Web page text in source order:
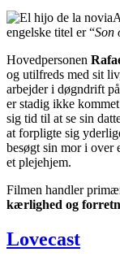
engelske titel er “Son
Hovedpersonen
og utilfreds med sit
arbejder i døgndrift
er stadig ikke
sig tid til at se sin
at forpligte sig
besøgt sin mor i over
et plejehjem.
Filmen handler
kærlighed og
Lovecast